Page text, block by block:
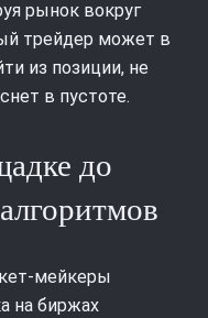
рынок вокруг
трейдер может в
из позиции, не
в пустоте.
до
на биржах